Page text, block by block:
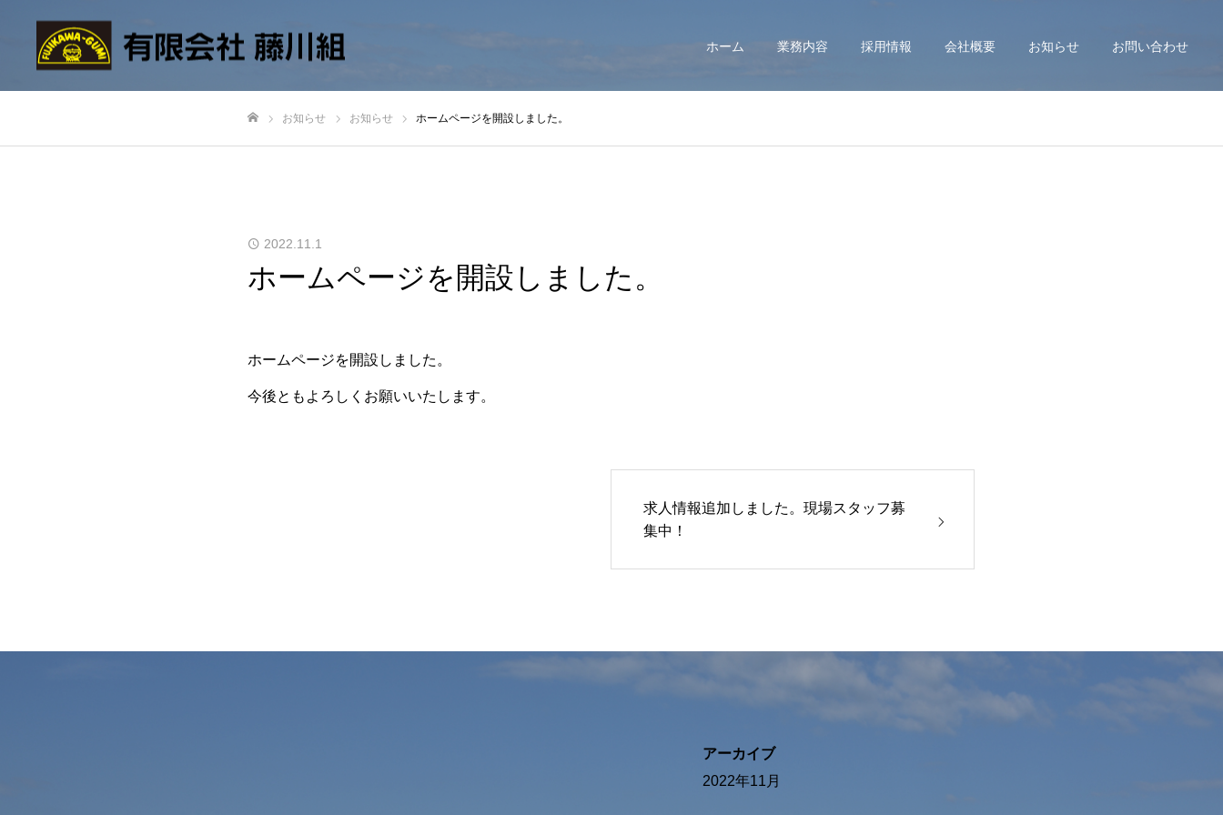
ホーム 業務内容 採用情報 会社概要 お知らせ お問い合わせ
お知らせ お知らせ ホームページを開設しました。
2022.11.1
ホームページを開設しました。
ホームページを開設しました。
今後ともよろしくお願いいたします。
求人情報追加しました。現場スタッフ募
集中！
アーカイブ
2022年11月